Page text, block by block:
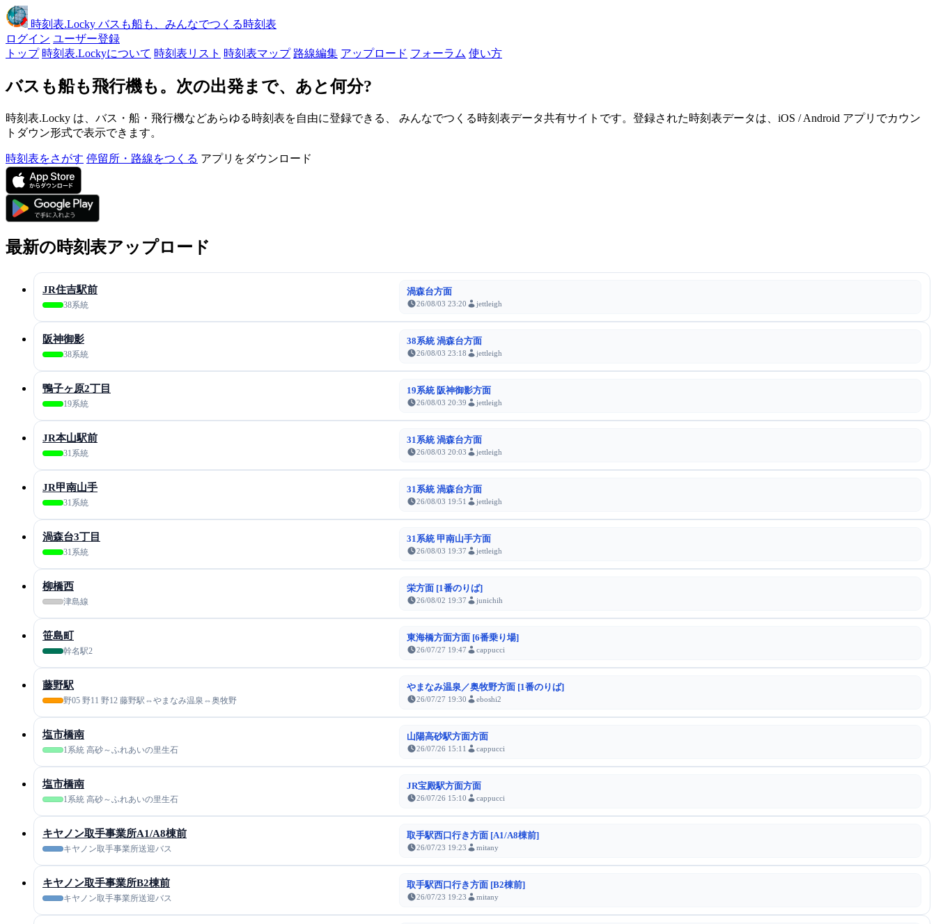
時刻表.Locky バスも船も、みんなでつくる時刻表
ログイン ユーザー登録
トップ 時刻表.Lockyについて 時刻表リスト 時刻表マップ 路線編集 アップロード フォーラム 使い方
バスも船も飛行機も。次の出発まで、あと何分?
時刻表.Locky は、バス・船・飛行機などあらゆる時刻表を自由に登録できる、 みんなでつくる時刻表データ共有サイトです。登録された時刻表データは、iOS / Android アプリでカウン
トダウン形式で表示できます。
時刻表をさがす 停留所・路線をつくる アプリをダウンロード
最新の時刻表アップロード
JR住吉駅前
38系統
渦森台方面
26/08/03 23:20 jettleigh
阪神御影
38系統
38系統 渦森台方面
26/08/03 23:18 jettleigh
鴨子ヶ原2丁目
19系統
19系統 阪神御影方面
26/08/03 20:39 jettleigh
JR本山駅前
31系統
31系統 渦森台方面
26/08/03 20:03 jettleigh
JR甲南山手
31系統
31系統 渦森台方面
26/08/03 19:51 jettleigh
渦森台3丁目
31系統
31系統 甲南山手方面
26/08/03 19:37 jettleigh
柳橋西
津島線
栄方面 [1番のりば]
26/08/02 19:37 junichih
笹島町
幹名駅2
東海橋方面方面 [6番乗り場]
26/07/27 19:47 cappucci
藤野駅
野05 野11 野12 藤野駅⇔やまなみ温泉⇔奥牧野
やまなみ温泉／奥牧野方面 [1番のりば]
26/07/27 19:30 eboshi2
塩市橋南
1系統 高砂～ふれあいの里生石
山陽高砂駅方面方面
26/07/26 15:11 cappucci
塩市橋南
1系統 高砂～ふれあいの里生石
JR宝殿駅方面方面
26/07/26 15:10 cappucci
キヤノン取手事業所A1/A8棟前
キヤノン取手事業所送迎バス
取手駅西口行き方面 [A1/A8棟前]
26/07/23 19:23 mitany
キヤノン取手事業所B2棟前
キヤノン取手事業所送迎バス
取手駅西口行き方面 [B2棟前]
26/07/23 19:23 mitany